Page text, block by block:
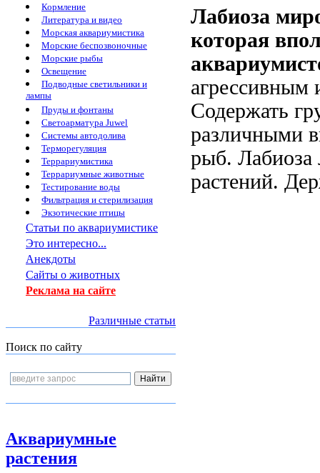
Кормление
Литература и видео
Морская аквариумистика
Морские беспозвоночные
Морские рыбы
Освещение
Подводные светильники и
лампы
Пруды и фонтаны
Светоарматура Juwel
Системы автодолива
Терморегуляция
Террариумистика
Террариумные животные
Тестирование воды
Фильтрация и стерилизация
Экзотические птицы
Статьи по аквариумистике
Это интересно...
Анекдоты
Сайты о животных
Реклама на сайте
Различные статьи
Поиск по сайту
Аквариумные
растения
Лабиоза
которая
Содержать
различными
рыб.
растений.